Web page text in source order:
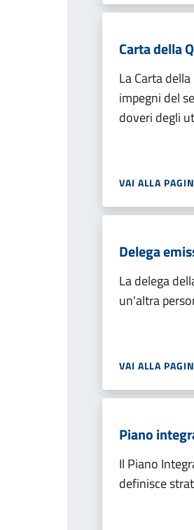
Carta della
La Carta
impegni del
doveri degli
VAI ALLA
Delega
La delega
un'altra
VAI ALLA
Piano
Il Piano
definisce